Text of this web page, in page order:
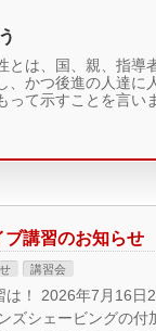
とは、国、親、指導
、かつ後進の人達に
って示すことを言い
講習のお知らせ
講習会
は！ 2026年7月16日
ズシェービングの付